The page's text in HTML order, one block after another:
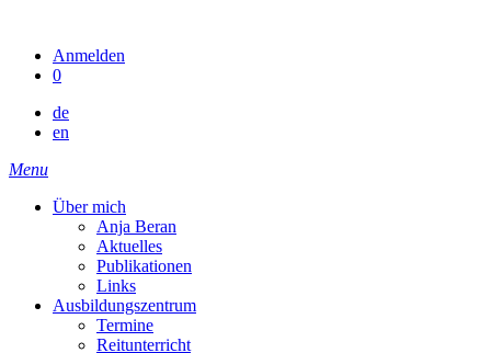
contentAnmelden
0
de
en
Menu
Über mich
Anja Beran
Aktuelles
Publikationen
Links
Ausbildungszentrum
Termine
Reitunterricht